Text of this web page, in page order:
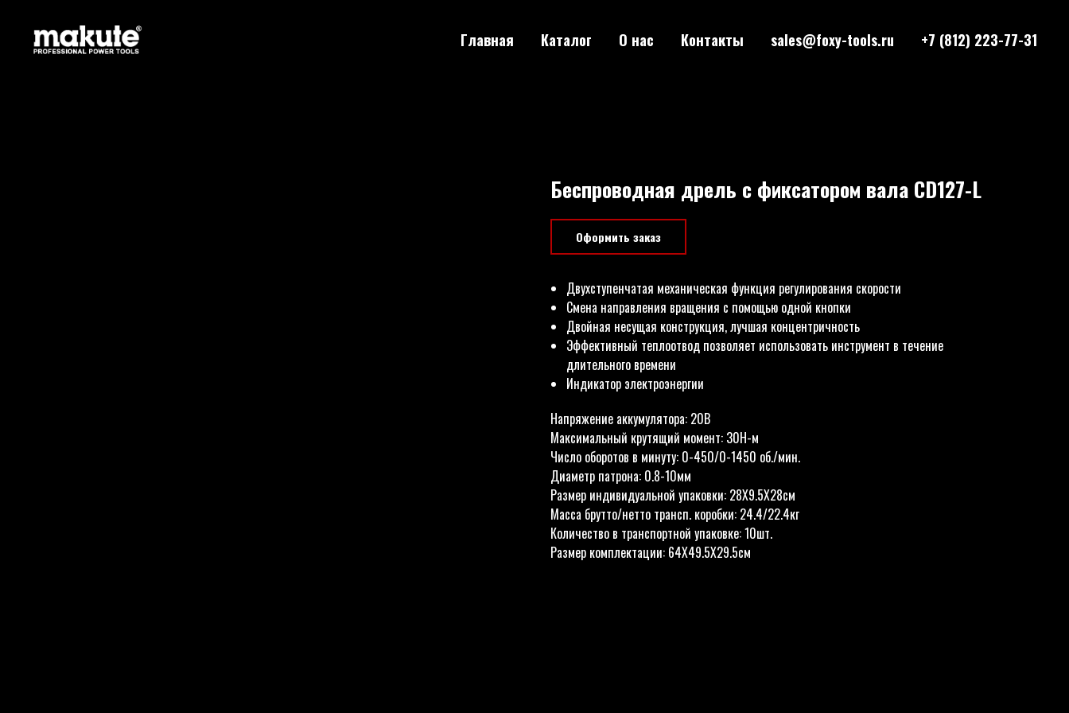
Главная Каталог О нас Контакты sales@foxy-tools.ru +7 (812) 223-77-31
Беспроводная дрель с фиксатором вала CD127-L
Оформить заказ
Двухступенчатая механическая функция регулирования скорости
Смена направления вращения с помощью одной кнопки
Двойная несущая конструкция, лучшая концентричность
Эффективный теплоотвод позволяет использовать инструмент в течение
длительного времени
Индикатор электроэнергии
Напряжение аккумулятора: 20В
Максимальный крутящий момент: 30Н-м
Число оборотов в минуту: 0-450/0-1450 об./мин.
Диаметр патрона: 0.8-10мм
Размер индивидуальной упаковки: 28X9.5X28см
Масса брутто/нетто трансп. коробки: 24.4/22.4кг
Количество в транспортной упаковке: 10шт.
Размер комплектации: 64X49.5X29.5см